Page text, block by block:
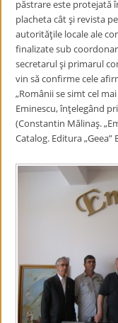
păstrare este protejată
placheta cât şi revista
autorităţile locale ale
finalizate sub
secretarul şi primarul
vin să confirme cele
„Românii se simt cel
Eminescu, înţelegând
(Constantin Mălinaş.
Catalog. Editura „Geea”